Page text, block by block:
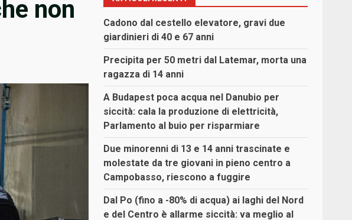
non
Cadono dal cestello elevatore, gravi due
giardinieri di 40 e 67 anni
Precipita per 50 metri dal Latemar, morta una
ragazza di 14 anni
A Budapest poca acqua nel Danubio per
siccità: cala la produzione di elettricità,
Parlamento al buio per risparmiare
Due minorenni di 13 e 14 anni trascinate e
molestate da tre giovani in pieno centro a
Campobasso, riescono a fuggire
Dal Po (fino a -80% di acqua) ai laghi del Nord
e del Centro è allarme siccità: va meglio al